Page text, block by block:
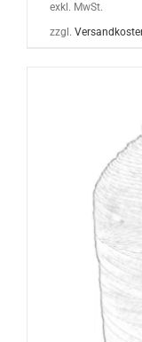
exkl. MwSt.
zzgl.